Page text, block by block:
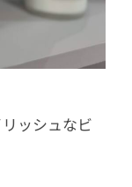
ッシュなビ